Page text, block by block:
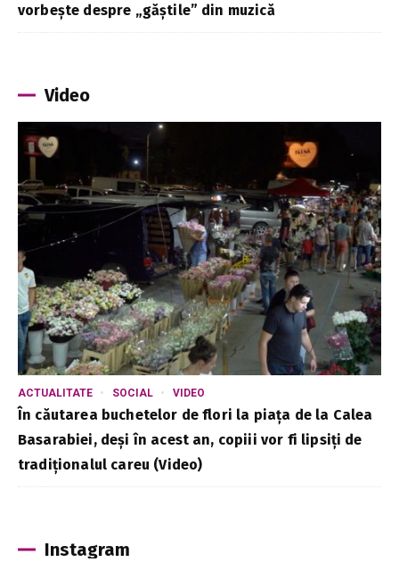
vorbește despre „găștile” din muzică
Video
ACTUALITATE SOCIAL VIDEO
În căutarea buchetelor de flori la piața de la Calea
Basarabiei, deși în acest an, copiii vor fi lipsiți de
tradiționalul careu (Video)
Instagram